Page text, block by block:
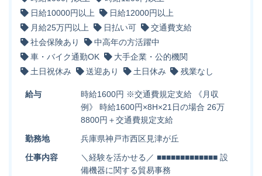
日給10000円以上
日給12000円以上
月給25万円以上
日払い可
交通費支給
社会保険あり
中高年の方活躍中
車・バイク通勤OK
大手企業・公的機関
土日祝休み
送迎あり 土日休み 残業なし
給与
時給1600円 ※交通費規定支給 《月収
例》 時給1600円×8H×21日の場合 26万
8800円＋交通費規定支給
勤務地
兵庫県神戸市西区見津が丘
仕事内容
＼経験を活かせる／ ■■■■■■■■■■■■■ 設
備機器に関する貿易事務